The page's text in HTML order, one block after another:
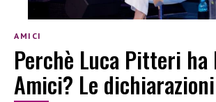
AMICI
Perchè Luca Pitteri ha
Amici? Le dichiarazioni